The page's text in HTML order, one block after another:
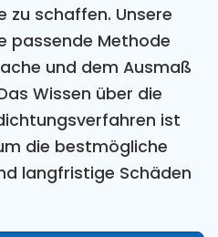
zu schaffen. Unsere
passende Methode
und dem Ausmaß
Wissen über die
ist
die bestmögliche
langfristige Schäden